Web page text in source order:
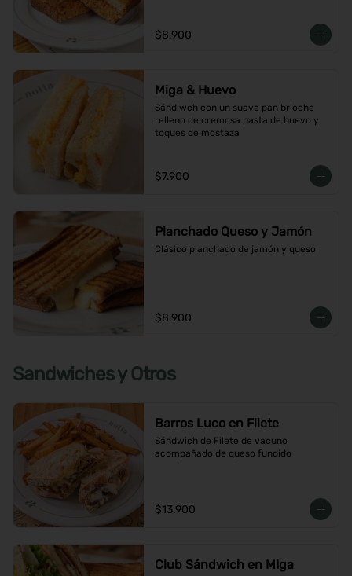
$8.900
Miga & Huevo
Sándiwch con un suave pan brioche
relleno de cremosa pasta de huevo y
toques de mostaza
$7.900
Planchado Queso y Jamón
Clásico planchado de jamón y queso
$8.900
Sandwiches y Otros
Barros Luco en Filete
Sándwich de Filete de vacuno
acompañado de queso fundido
$13.900
Club Sándwich en MIga